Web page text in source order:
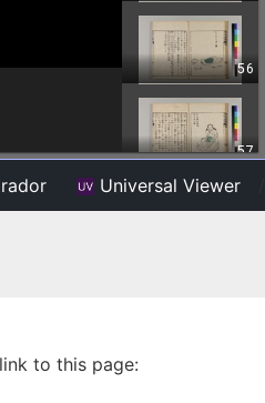
Universal Viewer
to this page: